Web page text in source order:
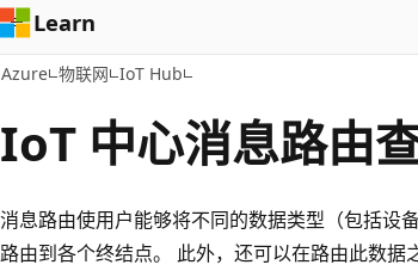
Learn
Azure 物联网 IoT Hub
IoT 中心消息路由
消息路由使用户能够将不同的数据类型（包括设
路由到各个终结点。 此外，还可以在路由此数